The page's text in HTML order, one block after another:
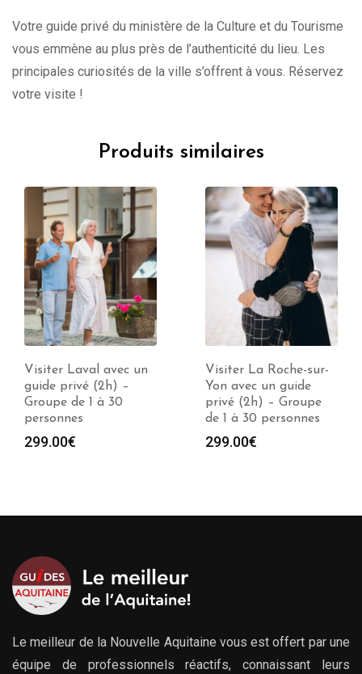
Votre guide privé du ministère de la Culture et du Tourisme
vous emmène au plus près de l’authenticité du lieu. Les
principales curiosités de la ville s’offrent à vous. Réservez
votre visite !
Produits similaires
Visiter La Roche-sur-
Yon avec un guide
privé (2h) – Groupe
de 1 à 30 personnes
299.00€
Visiter Saint-Nazaire
avec un guide privé
(2h) – Groupe de 1 à
30 personnes
299.00€
Le meilleur de la Nouvelle Aquitaine vous est offert par une
équipe de professionnels réactifs, connaissant leurs